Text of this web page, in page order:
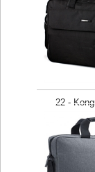
22 -
Fiyat